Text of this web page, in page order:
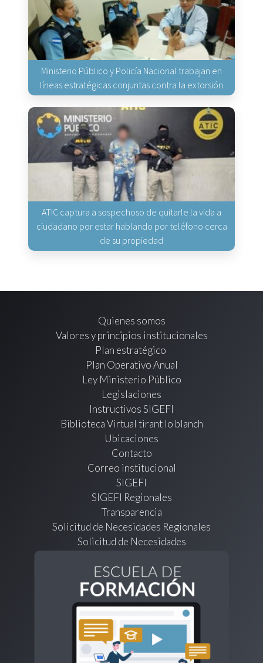
Ministerio Público y Policía Nacional trabajan en
líneas estratégicas conjuntas contra la extorsión
ATIC captura a sospechoso de quitarle la vida a
ciudadano por estar hablando por teléfono cerca
de su propiedad
Quienes somos
Valores y principios institucionales
Plan estratégico
Plan Operativo Anual
Ley Ministerio Público
Legislaciones
Instructivos SIGEFI
Biblioteca Virtual tirant lo blanch
Ubicaciones
Contacto
Correo institucional
SIGEFI
SIGEFI Regionales
Transparencia
Solicitud de Necesidades Regionales
Solicitud de Necesidades